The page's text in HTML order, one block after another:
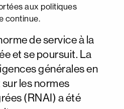
aux politiques
continue.
de service à la
et se poursuit. La
générales en
les normes
(RNAI) a été